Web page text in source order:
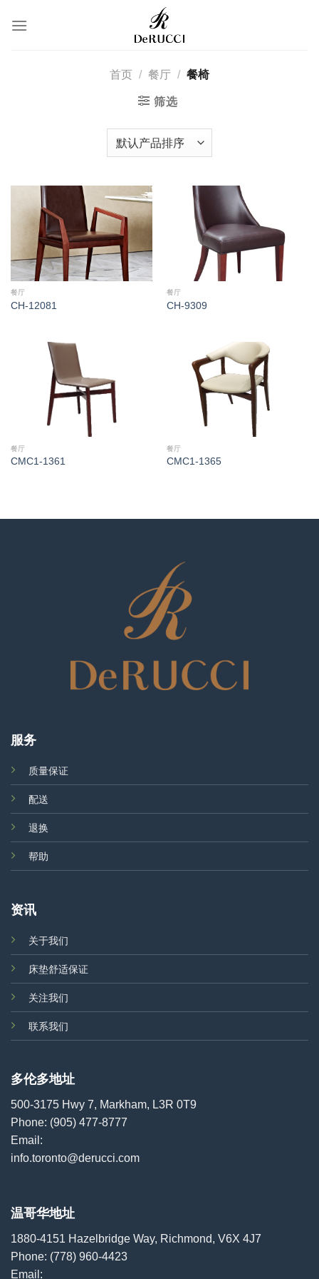
首页 / 餐厅 / 餐椅
筛选
餐厅
CH-12081
餐厅
CH-9309
餐厅
CMC1-1361
餐厅
CMC1-1365
服务
质量保证
配送
退换
帮助
资讯
关于我们
床垫舒适保证
关注我们
联系我们
多伦多地址
500-3175 Hwy 7, Markham, L3R 0T9
Phone: (905) 477-8777
Email:
info.toronto@derucci.com
温哥华地址
1880-4151 Hazelbridge Way, Richmond, V6X 4J7
Phone: (778) 960-4423
Email: